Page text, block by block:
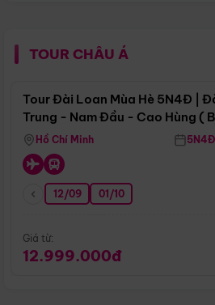
TOUR CHÂU Á
Tour Đài Loan Mùa Hè 5N4Đ |
Trung - Nam Đầu - Cao Hùng (
Hồ Chí Minh 5N4Đ
12/09 01/10
Giá từ:
12.999.000đ